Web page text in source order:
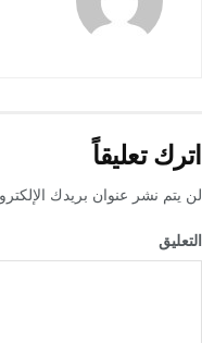
اترك تعليقاً
لن يتم نشر عنوان بريدك
التعليق